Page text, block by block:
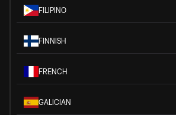
FILIPINO
FINNISH
FRENCH
GALICIAN